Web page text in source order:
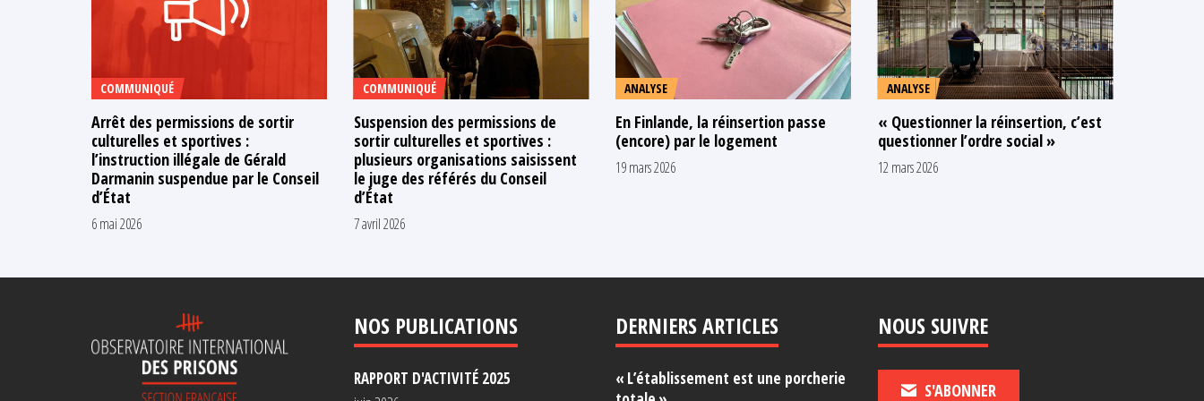
COMMUNIQUÉ
Arrêt des permissions de sortir
culturelles et sportives :
l’instruction illégale de Gérald
Darmanin suspendue par le Conseil
d’État
6 mai 2026
COMMUNIQUÉ
Suspension des permissions de
sortir culturelles et sportives :
plusieurs organisations saisissent
le juge des référés du Conseil
d’État
7 avril 2026
ANALYSE
En Finlande, la réinsertion passe
(encore) par le logement
19 mars 2026
ANALYSE
« Questionner la réinsertion, c’est
questionner l’ordre social »
12 mars 2026
NOS PUBLICATIONS
RAPPORT D'ACTIVITÉ 2025
DERNIERS ARTICLES
« L’établissement est une porcherie
NOUS SUIVRE
S'ABONNER